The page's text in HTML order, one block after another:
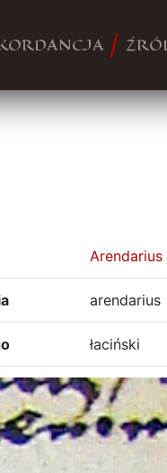
Arendarius
arendarius
łaciński